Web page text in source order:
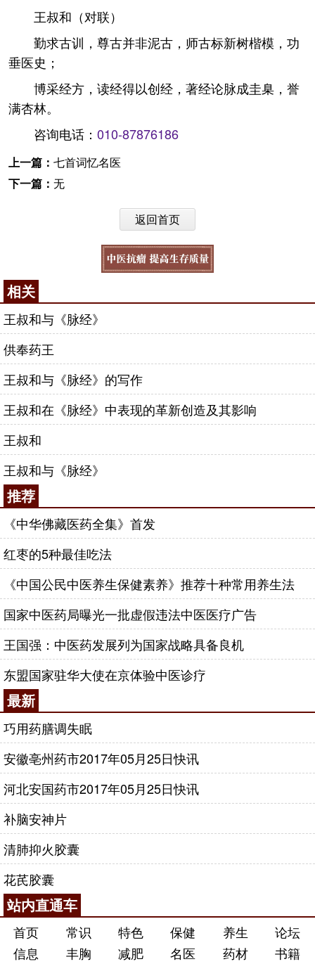
王叔和（对联）
勤求古训，尊古并非泥古，师古标新树楷模，功
垂医史；
博采经方，读经得以创经，著经论脉成圭臬，誉
满杏林。
咨询电话： 010-87876186
上一篇： 七首词忆名医
下一篇： 无
返回首页
相关
王叔和与《脉经》
供奉药王
王叔和与《脉经》的写作
王叔和在《脉经》中表现的革新创造及其影响
王叔和
王叔和与《脉经》
推荐
《中华佛藏医药全集》首发
红枣的5种最佳吃法
《中国公民中医养生保健素养》推荐十种常用养生法
国家中医药局曝光一批虚假违法中医医疗广告
王国强：中医药发展列为国家战略具备良机
东盟国家驻华大使在京体验中医诊疗
最新
巧用药膳调失眠
安徽亳州药市2017年05月25日快讯
河北安国药市2017年05月25日快讯
补脑安神片
清肺抑火胶囊
花芪胶囊
站内直通车
首页 常识 特色 保健 养生
论坛
信息
丰胸 减肥 名医 药材 书籍